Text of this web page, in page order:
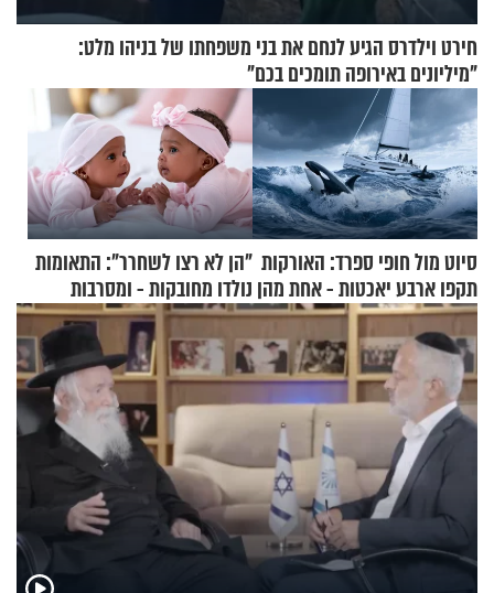
חירט וילדרס הגיע לנחם את בני משפחתו של בניהו מלט:
"מיליונים באירופה תומכים בכם"
סיוט מול חופי ספרד: האורקות
תקפו ארבע יאכטות - אחת מהן
טבעה
"הן לא רצו לשחרר": התאומות
נולדו מחובקות - ומסרבות
להיפרד